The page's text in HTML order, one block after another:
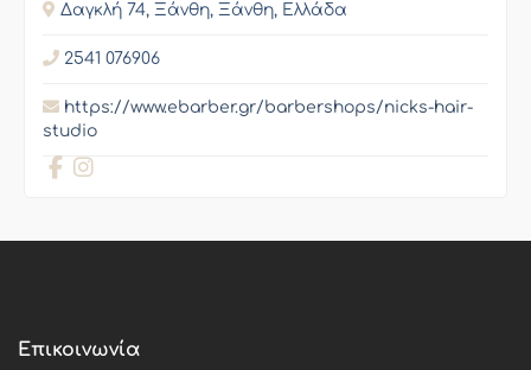
Δαγκλή 74, Ξάνθη, Ξάνθη, Ελλάδα
2541 076906
https://www.ebarber.gr/barbershops/nicks-hair-
studio
Επικοινωνία